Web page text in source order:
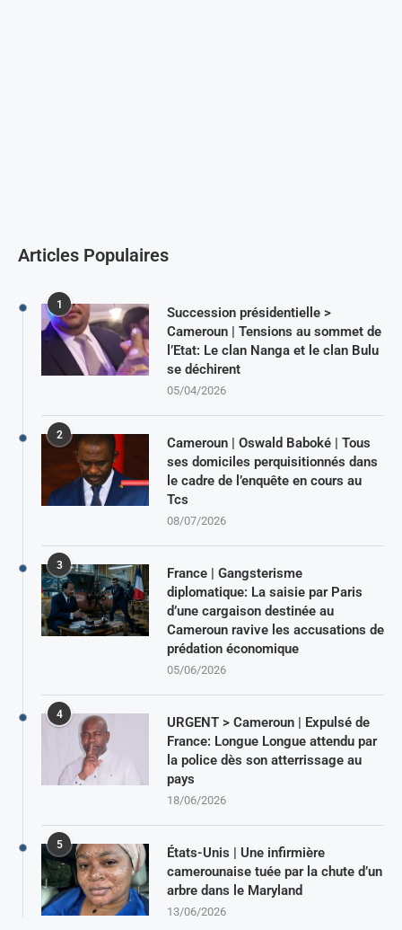
Articles Populaires
1
Succession présidentielle >
Cameroun | Tensions au sommet de
l’Etat: Le clan Nanga et le clan Bulu
se déchirent
05/04/2026
2
Cameroun | Oswald Baboké | Tous
ses domiciles perquisitionnés dans
le cadre de l’enquête en cours au
Tcs
08/07/2026
3
France | Gangsterisme
diplomatique: La saisie par Paris
d’une cargaison destinée au
Cameroun ravive les accusations de
prédation économique
05/06/2026
4
URGENT > Cameroun | Expulsé de
France: Longue Longue attendu par
la police dès son atterrissage au
pays
18/06/2026
5
États-Unis | Une infirmière
camerounaise tuée par la chute d’un
arbre dans le Maryland
13/06/2026